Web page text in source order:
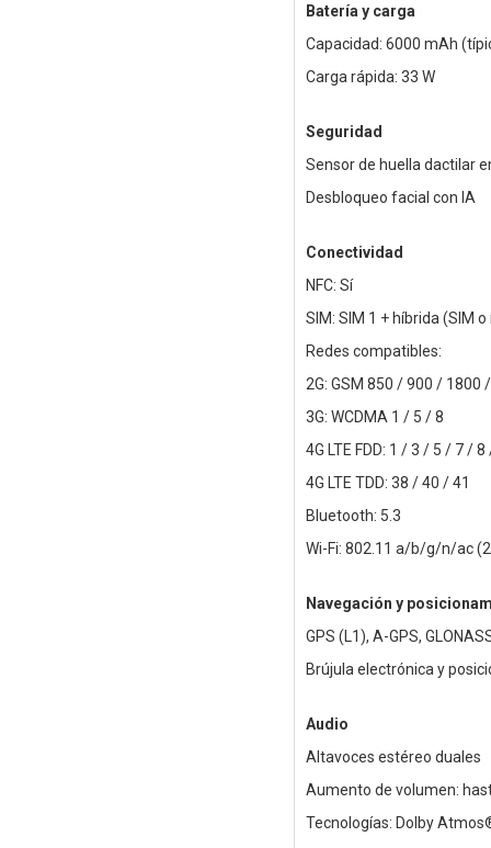
Batería y carga
Capacidad: 6000 mAh
Carga rápida: 33 W
Seguridad
Sensor de huella dactilar
Desbloqueo facial con IA
Conectividad
NFC: Sí
SIM: SIM 1 + híbrida (SIM
Redes compatibles:
2G: GSM 850 / 900 / 1800
3G: WCDMA 1 / 5 / 8
4G LTE FDD: 1 / 3 / 5 / 7 /
4G LTE TDD: 38 / 40 / 41
Bluetooth: 5.3
Wi-Fi: 802.11 a/b/g/n/ac
Navegación y
GPS (L1), A-GPS,
Brújula electrónica y
Audio
Altavoces estéreo duales
Aumento de volumen:
Tecnologías: Dolby